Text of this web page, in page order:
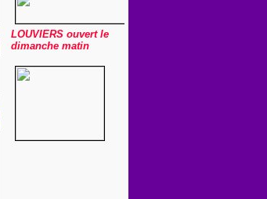
LOUVIERS ouvert le
dimanche matin